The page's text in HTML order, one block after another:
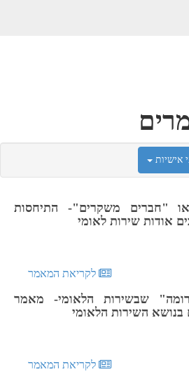
אישיות
"חברים משקרים"- התיחסות
אודות שירות לאומי
לקריאת המאמר
שבשירות הלאומי- מאמר
השירות הלאומי
לקריאת המאמר